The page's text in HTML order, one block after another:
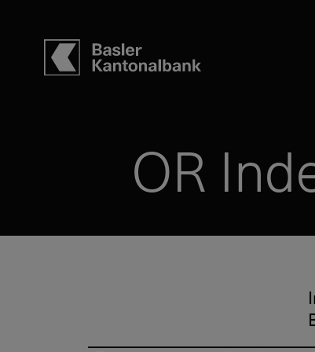
OR